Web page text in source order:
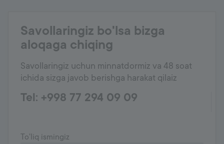
Savollaringiz bo'lsa bizga
aloqaga chiqing
Savollaringiz uchun minnatdormiz va 48 soat
ichida sizga javob berishga harakat qilaiz
Tel: +998 77 294 09 09
To'liq ismingiz